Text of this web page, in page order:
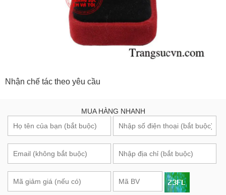
Nhận chế tác theo yêu cầu
MUA HÀNG NHANH